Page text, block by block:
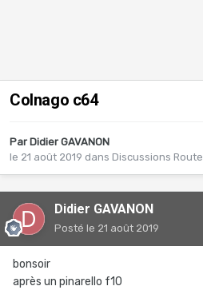
Colnago c64
Par Didier GAVANON
le 21 août 2019 dans Discussions Route
Didier GAVANON
Posté le 21 août 2019
bonsoir
après un pinarello f10